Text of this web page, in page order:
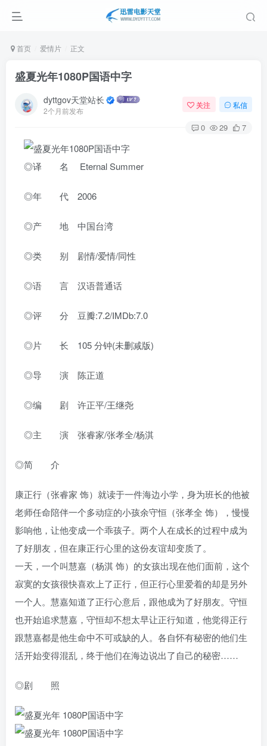
首页 爱情片 正文
盛夏光年1080P国语中字
dyttgov天堂站长
2个月前发布
关注 私信
0 29 7
◎译 名 Eternal Summer
◎年 代 2006
◎产 地 中国台湾
◎类 别 剧情/爱情/同性
◎语 言 汉语普通话
◎评 分 豆瓣:7.2/IMDb:7.0
◎片 长 105 分钟(未删减版)
◎导 演 陈正道
◎编 剧 许正平/王继尧
◎主 演 张睿家/张孝全/杨淇
◎简 介
康正行（张睿家 饰）就读于一件海边小学，身为班长的他被
老师任命陪伴一个多动症的小孩余守恒（张孝全 饰），慢慢
影响他，让他变成一个乖孩子。两个人在成长的过程中成为
了好朋友，但在康正行心里的这份友谊却变质了。
一天，一个叫慧嘉（杨淇 饰）的女孩出现在他们面前，这个
寂寞的女孩很快喜欢上了正行，但正行心里爱着的却是另外
一个人。慧嘉知道了正行心意后，跟他成为了好朋友。守恒
也开始追求慧嘉，守恒却不想太早让正行知道，他觉得正行
跟慧嘉都是他生命中不可或缺的人。各自怀有秘密的他们生
活开始变得混乱，终于他们在海边说出了自己的秘密……
◎剧 照